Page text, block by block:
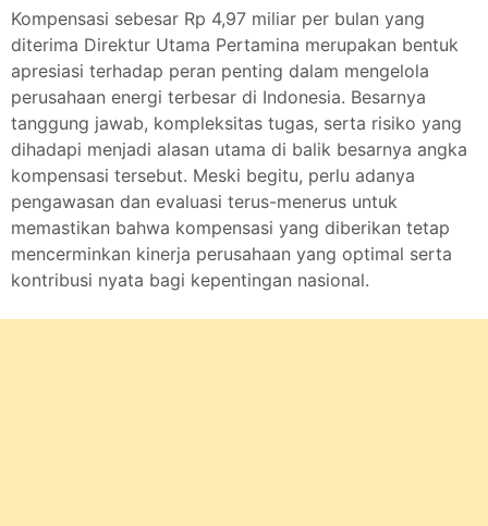
Kompensasi sebesar Rp 4,97 miliar per bulan yang
diterima Direktur Utama Pertamina merupakan bentuk
apresiasi terhadap peran penting dalam mengelola
perusahaan energi terbesar di Indonesia. Besarnya
tanggung jawab, kompleksitas tugas, serta risiko yang
dihadapi menjadi alasan utama di balik besarnya angka
kompensasi tersebut. Meski begitu, perlu adanya
pengawasan dan evaluasi terus-menerus untuk
memastikan bahwa kompensasi yang diberikan tetap
mencerminkan kinerja perusahaan yang optimal serta
kontribusi nyata bagi kepentingan nasional.